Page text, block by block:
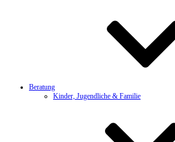
Beratung
Kinder, Jugendliche & Familie